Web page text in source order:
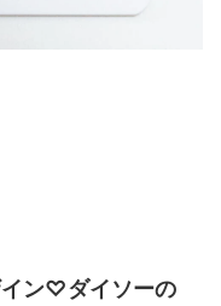
イン♡ダイソーの